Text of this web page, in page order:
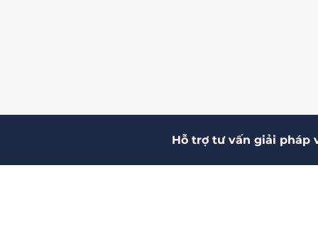
Hỗ trợ tư vấn giải pháp